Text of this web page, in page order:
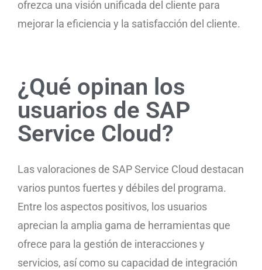
ofrezca una visión unificada del cliente para
mejorar la eficiencia y la satisfacción del cliente.
¿Qué opinan los
usuarios de SAP
Service Cloud?
Las valoraciones de SAP Service Cloud destacan
varios puntos fuertes y débiles del programa.
Entre los aspectos positivos, los usuarios
aprecian la amplia gama de herramientas que
ofrece para la gestión de interacciones y
servicios, así como su capacidad de integración